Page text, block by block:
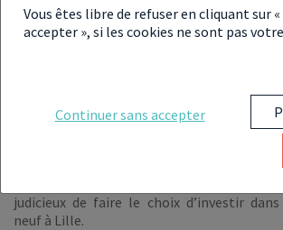
POURQUOI ACHETER UN
Hyper dynamique, la capitale des
marché de l’immobilier des plus
judicieux de faire le choix d’investir
neuf à Lille.
Vous êtes libre de refuser en cliquant sur
accepter », si les cookies ne sont pas
Continuer sans accepter